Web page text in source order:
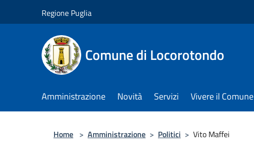
Regione Puglia
Comune di Locorotondo
Amministrazione Novità Servizi Vivere il Comune
Home > Amministrazione > Politici > Vito Maffei